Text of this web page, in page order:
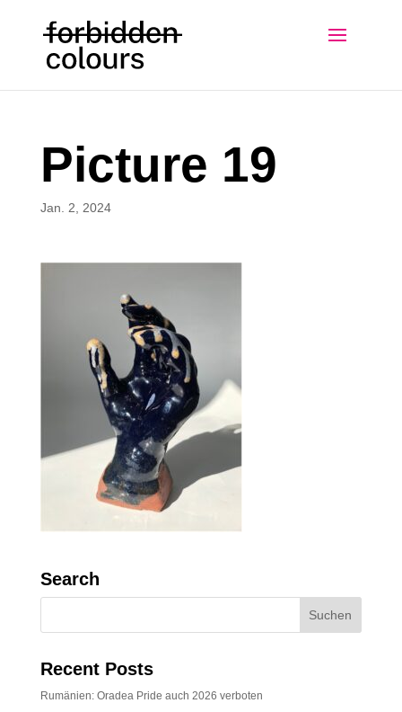
Picture 19
Jan. 2, 2024
Search
Recent Posts
Rumänien: Oradea Pride auch 2026 verboten